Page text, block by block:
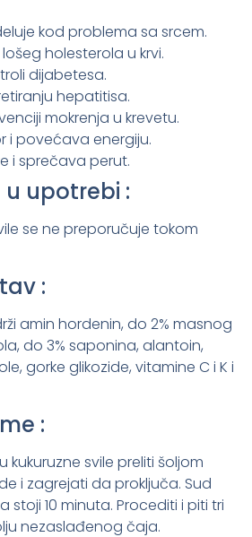
kod problema sa srcem.
holesterola u krvi.
dijabetesa.
hepatitisa.
mokrenja u krevetu.
i povećava energiju.
i sprečava perut.
upotrebi :
se ne preporučuje tokom
:
amin hordenin, do 2% masnog
do 3% saponina, alantoin,
gorke glikozide, vitamine C i K i
:
kukuruzne svile preliti šoljom
i zagrejati da proključa. Sud
stoji 10 minuta. Procediti i piti tri
nezaslađenog čaja.